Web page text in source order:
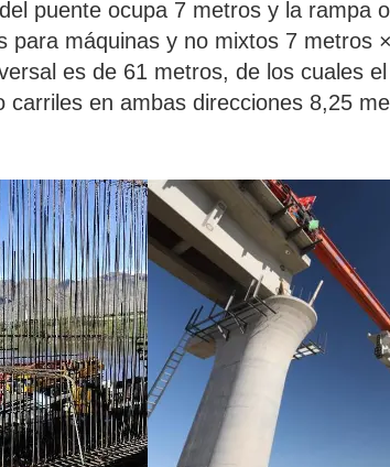
puente ocupa 7 metros y la rampa
máquinas y no mixtos 7 metros
es de 61 metros, de los cuales
en ambas direcciones 8,25